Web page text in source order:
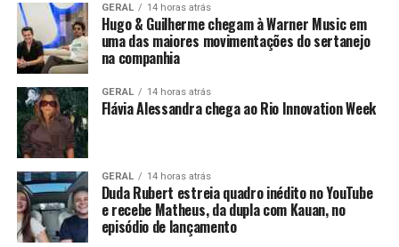
GERAL 14 horas atrás
Hugo & Guilherme chegam à Warner Music em
uma das maiores movimentações do sertanejo
na companhia
GERAL 14 horas atrás
Flávia Alessandra chega ao Rio Innovation Week
GERAL 14 horas atrás
Duda Rubert estreia quadro inédito no YouTube
e recebe Matheus, da dupla com Kauan, no
episódio de lançamento